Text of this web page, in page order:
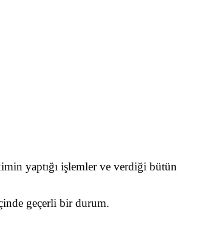
yaptığı işlemler ve verdiği bütün
geçerli bir durum.